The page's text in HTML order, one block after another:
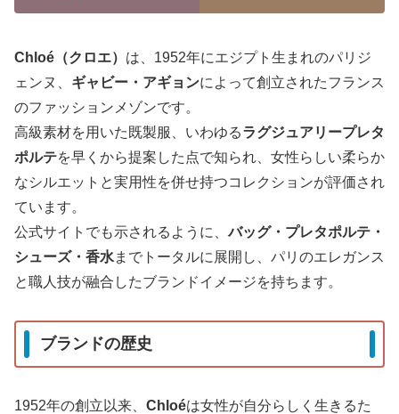
Chloé（クロエ） は、1952年にエジプト生まれのパリジ
ェンヌ、 ギャビー・アギョンによって創立されたフランス
のファッションメゾンです。
高級素材を用いた既製服、いわゆるラグジュアリープレタ
ポルテを早くから提案した点で知られ、女性らしい柔らか
なシルエットと実用性を併せ持つコレクションが評価され
ています。
公式サイトでも示されるように、バッグ・プレタポルテ・
シューズ・香水までトータルに展開し、パリのエレガンス
と職人技が融合したブランドイメージを持ちます。
ブランドの歴史
1952年の創立以来、 Chloéは女性が自分らしく生きるた